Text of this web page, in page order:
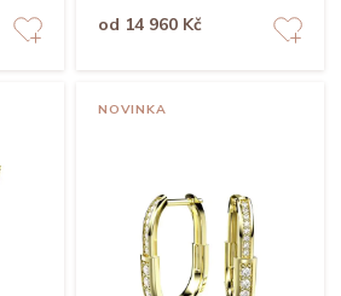
od 14 960 Kč
NOVINKA